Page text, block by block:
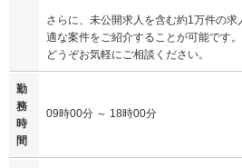
さらに、未公開求人を含む約1万件の
適な案件をご紹介することが可能です。
どうぞお気軽にご相談ください。
勤
務
時
間
09時00分 ～ 18時00分